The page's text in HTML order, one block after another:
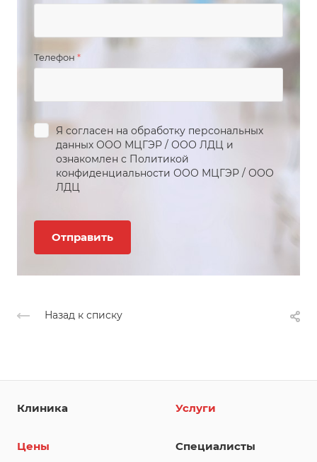
Телефон*
Я согласен на обработку персональных
данных ООО МЦГЭР / ООО ЛДЦ и
ознакомлен с Политикой
конфиденциальности ООО МЦГЭР / ООО
ЛДЦ
Назад к списку
Клиника Услуги
Цены Специалисты